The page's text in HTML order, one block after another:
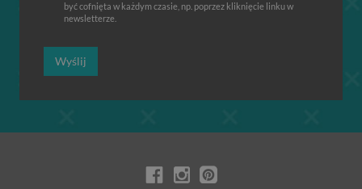
być cofnięta w każdym czasie, np. poprzez kliknięcie linku w
newsletterze.
Wyślij